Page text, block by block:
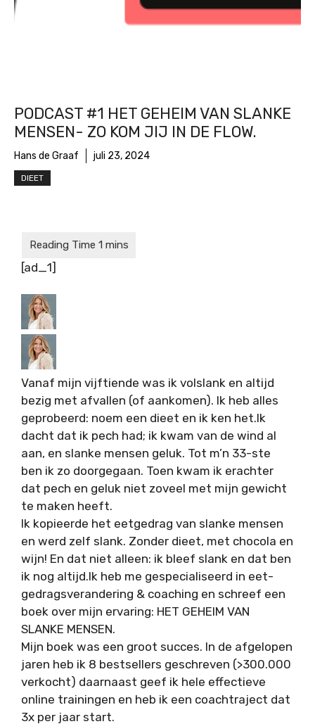
PODCAST #1 HET GEHEIM VAN SLANKE
MENSEN- ZO KOM JIJ IN DE FLOW.
Hans de Graaf juli 23, 2024
DIEET
[ad_1]
Vanaf mijn vijftiende was ik volslank en altijd
bezig met afvallen (of aankomen). Ik heb alles
geprobeerd: noem een dieet en ik ken het.Ik
dacht dat ik pech had; ik kwam van de wind al
aan, en slanke mensen geluk. Tot m’n 33-ste
ben ik zo doorgegaan. Toen kwam ik erachter
dat pech en geluk niet zoveel met mijn gewicht
te maken heeft.
Ik kopieerde het eetgedrag van slanke mensen
en werd zelf slank. Zonder dieet, met chocola en
wijn! En dat niet alleen: ik bleef slank en dat ben
ik nog altijd.Ik heb me gespecialiseerd in eet-
gedragsverandering & coaching en schreef een
boek over mijn ervaring: HET GEHEIM VAN
SLANKE MENSEN.
Mijn boek was een groot succes. In de afgelopen
jaren heb ik 8 bestsellers geschreven (>300.000
verkocht) daarnaast geef ik hele effectieve
online trainingen en heb ik een coachtraject dat
3x per jaar start.